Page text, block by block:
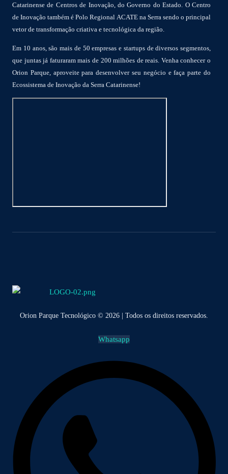
Catarinense de Centros de Inovação, do Governo do Estado. O Centro
de Inovação também é Polo Regional ACATE na Serra sendo o principal
vetor de transformação criativa e tecnológica da região.
Em 10 anos, são mais de 50 empresas e startups de diversos segmentos,
que juntas já faturaram mais de 200 milhões de reais. Venha conhecer o
Orion Parque, aproveite para desenvolver seu negócio e faça parte do
Ecossistema de Inovação da Serra Catarinense!
Orion Parque Tecnológico © 2026 | Todos os direitos reservados.
Whatsapp